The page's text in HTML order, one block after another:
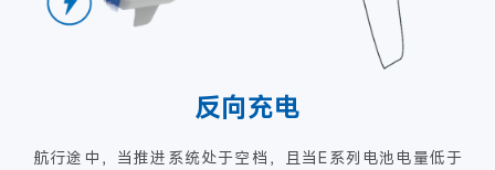
反向充电
航行途中，当推进系统处于空档，且当E系列电池电量低于